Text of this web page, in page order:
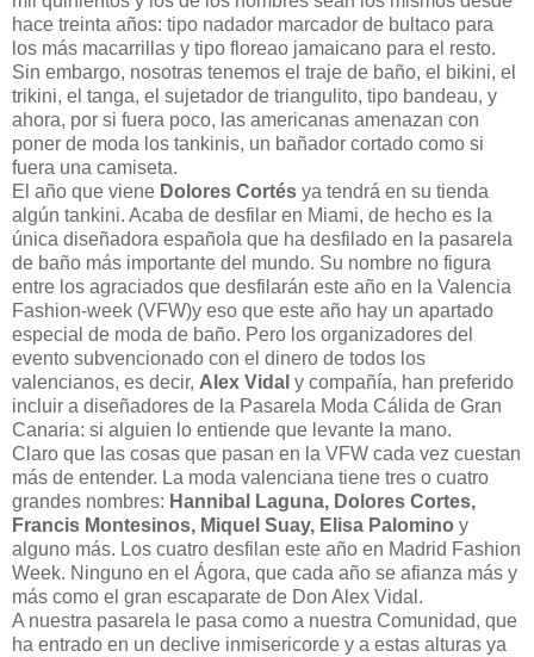
hace treinta años: tipo nadador marcador de bultaco para
los más macarrillas y tipo floreao jamaicano para el resto.
Sin embargo, nosotras tenemos el traje de baño, el bikini, el
trikini, el tanga, el sujetador de triangulito, tipo bandeau, y
ahora, por si fuera poco, las americanas amenazan con
poner de moda los tankinis, un bañador cortado como si
fuera una camiseta.
El año que viene Dolores Cortés ya tendrá en su tienda
algún tankini. Acaba de desfilar en Miami, de hecho es la
única diseñadora española que ha desfilado en la pasarela
de baño más importante del mundo. Su nombre no figura
entre los agraciados que desfilarán este año en la Valencia
Fashion-week (VFW)y eso que este año hay un apartado
especial de moda de baño. Pero los organizadores del
evento subvencionado con el dinero de todos los
valencianos, es decir, Alex Vidal y compañía, han preferido
incluir a diseñadores de la Pasarela Moda Cálida de Gran
Canaria: si alguien lo entiende que levante la mano.
Claro que las cosas que pasan en la VFW cada vez cuestan
más de entender. La moda valenciana tiene tres o cuatro
grandes nombres: Hannibal Laguna, Dolores Cortes,
Francis Montesinos, Miquel Suay, Elisa Palomino y
alguno más. Los cuatro desfilan este año en Madrid Fashion
Week. Ninguno en el Ágora, que cada año se afianza más y
más como el gran escaparate de Don Alex Vidal.
A nuestra pasarela le pasa como a nuestra Comunidad, que
ha entrado en un declive inmisericorde y a estas alturas ya